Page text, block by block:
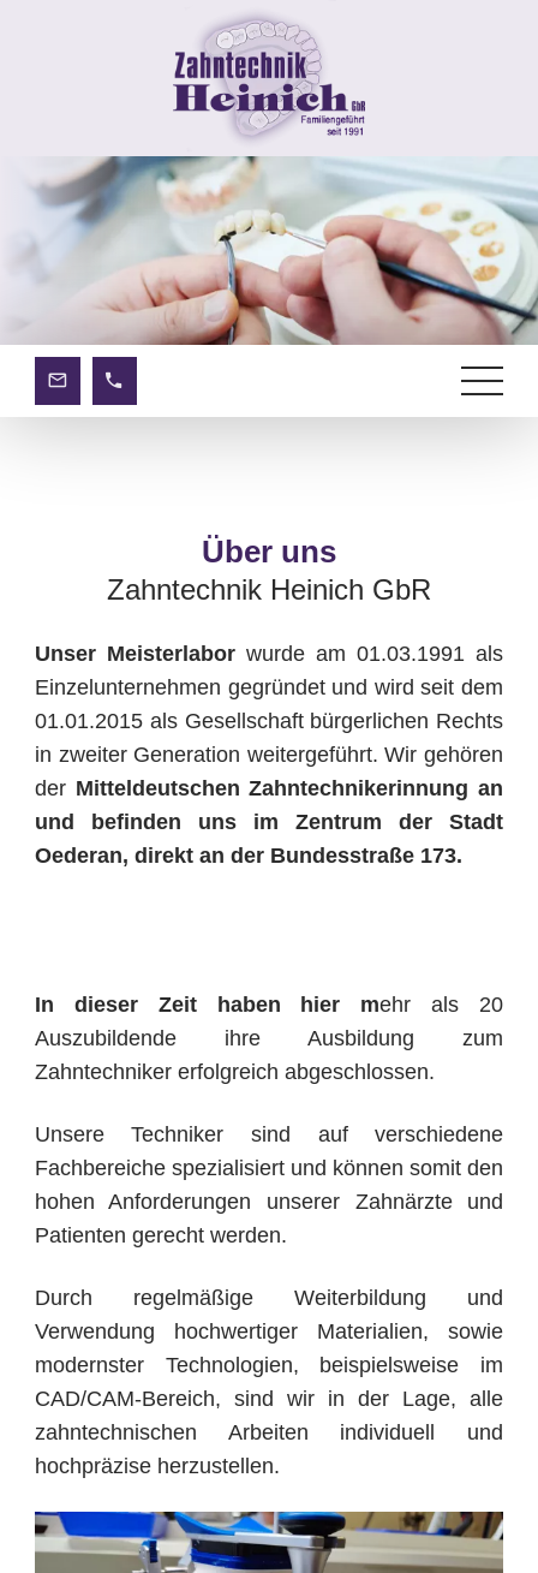
Über uns
Zahntechnik Heinich GbR
Unser Meisterlabor wurde am 01.03.1991 als
Einzelunternehmen gegründet und wird seit dem
01.01.2015 als Gesellschaft bürgerlichen Rechts
in zweiter Generation weitergeführt. Wir gehören
der Mitteldeutschen Zahntechnikerinnung an
und befinden uns im Zentrum der Stadt
Oederan, direkt an der Bundesstraße 173.
In dieser Zeit haben hier mehr als 20
Auszubildende ihre Ausbildung zum
Zahntechniker erfolgreich abgeschlossen.
Unsere Techniker sind auf verschiedene
Fachbereiche spezialisiert und können somit den
hohen Anforderungen unserer Zahnärzte und
Patienten gerecht werden.
Durch regelmäßige Weiterbildung und
Verwendung hochwertiger Materialien, sowie
modernster Technologien, beispielsweise im
CAD/CAM-Bereich, sind wir in der Lage, alle
zahntechnischen Arbeiten individuell und
hochpräzise herzustellen.